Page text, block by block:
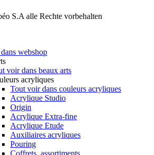
S.A alle Rechte vorbehalten
webshop
voir dans beaux arts
acryliques
Tout voir dans couleurs acryliques
Acrylique Studio
Origin
Acrylique Extra-fine
Acrylique Etude
Auxiliaires acryliques
Pouring
Coffrets, assortiments